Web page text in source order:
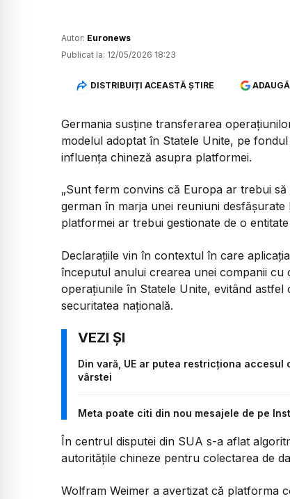
Autor: Euronews
Publicat la: 12/05/2026 18:23
DISTRIBUIȚI ACEASTĂ ȘTIRE
Germania susține transferarea
modelul adoptat în Statele Unite, pe
influența chineză asupra platformei.
„Sunt ferm convins că Europa ar trebui
german în marja unei reuniuni
platformei ar trebui gestionate de o
Declarațiile vin în contextul în care
începutul anului crearea unei companii
operațiunile în Statele Unite, evitând
securitatea națională.
Din vară, UE ar putea restricționa
vârstei
Meta poate citi din nou mesajele de pe
În centrul disputei din SUA s-a aflat
autoritățile chineze pentru colectarea de
Wolfram Weimer a avertizat că platforma